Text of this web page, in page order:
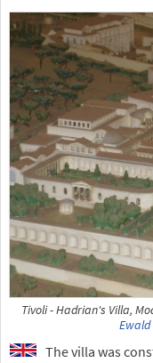
Tivoli - Hadrian's Villa,
Ewald
The villa was